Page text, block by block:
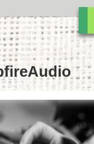
んなにすぐ壊れる？他
有吉「『俺テレビ見な
子屋で『団子食...
トローラー地味に高
Proの音質や機能
...
M1とSTEREO
12は本当に価値があ